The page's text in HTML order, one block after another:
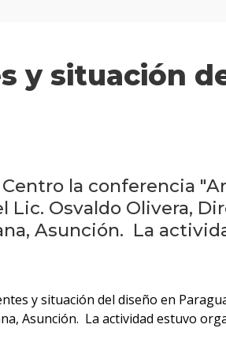
y situación
la conferencia
Lic. Osvaldo Olivera,
Asunción. La
y situación del diseño en
Asunción. La actividad estuvo